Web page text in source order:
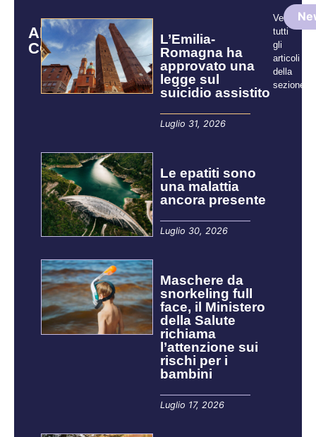
ARTICOLI
CORRELATI
L’Emilia-
Romagna ha
approvato una
legge sul
suicidio assistito
Luglio 31, 2026
Le epatiti sono
una malattia
ancora presente
Luglio 30, 2026
Maschere da
snorkeling full
face, il Ministero
della Salute
richiama
l’attenzione sui
rischi per i
bambini
Luglio 17, 2026
Vedi
tutti
gli
articoli
della
sezione: